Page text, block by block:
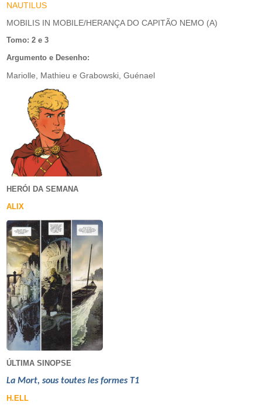
NAUTILUS
MOBILIS IN MOBILE/HERANÇA DO CAPITÃO NEMO (A)
Tomo: 2 e 3
Argumento e Desenho:
Mariolle, Mathieu e Grabowski, Guénael
HERÓI DA SEMANA
ALIX
ÚLTIMA SINOPSE
La Mort, sous toutes les formes T1
H.ELL